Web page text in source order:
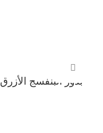
+/- 200 Graines de pensée bleue – بذور البنفسج الأزرق